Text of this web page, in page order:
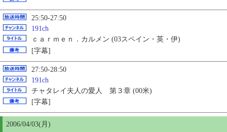
25:50-27:50
191ch
ｃａｒｍｅｎ．カルメン (03スペイン・英・伊)
[字幕]
27:50-28:50
191ch
チャタレイ夫人の愛人 第３章 (00米)
[字幕]
2006/04/03(月)